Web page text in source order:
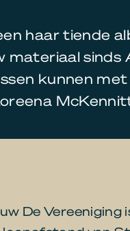
haar tiende
materiaal
kunnen
De Vereeniging